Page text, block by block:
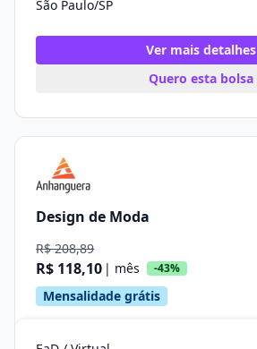
São Paulo/SP
Ver mais detalhes
Quero esta bolsa
Design de Moda
R$ 208,89
R$ 118,10 | mês -43%
Mensalidade grátis